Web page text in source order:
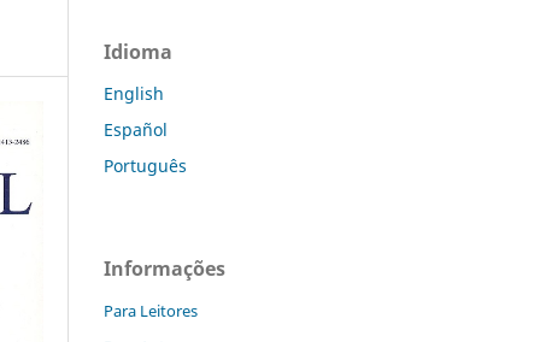
Idioma
English
Español
Português
Informações
Para Leitores